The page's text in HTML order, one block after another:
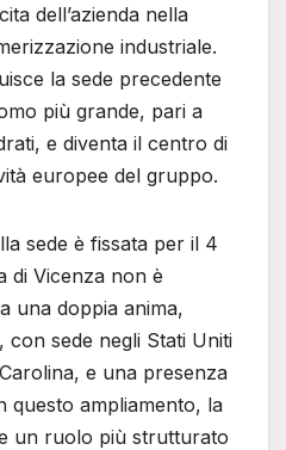
dell’azienda nella
industriale.
la sede precedente
più grande, pari a
e diventa il centro di
europee del gruppo.
sede è fissata per il 4
di Vicenza non è
una doppia anima,
con sede negli Stati Uniti
e una presenza
questo ampliamento, la
un ruolo più strutturato